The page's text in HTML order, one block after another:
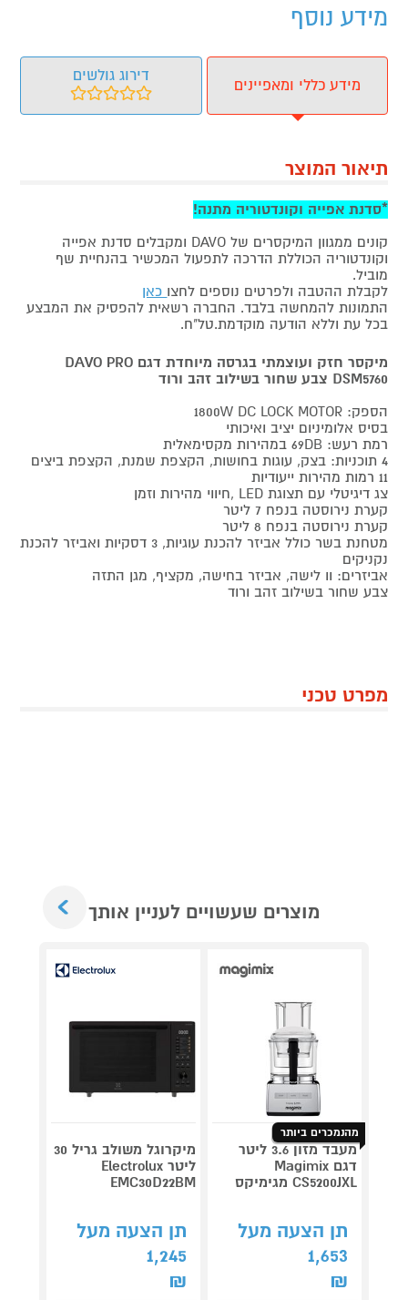
מידע נוסף
מידע כללי ומאפיינים
דירוג גולשים
תיאור המוצר
*סדנת אפייה וקונדטוריה מתנה!
קונים ממגוון המיקסרים של DAVO ומקבלים סדנת אפייה
וקונדטוריה הכוללת הדרכה לתפעול המכשיר בהנחיית שף
מוביל.
לקבלת ההטבה ולפרטים נוספים לחצו כאן
התמונות להמחשה בלבד. החברה רשאית להפסיק את המבצע
בכל עת וללא הודעה מוקדמת.טל"ח.
מיקסר חזק ועוצמתי בגרסה מיוחדת דגם DAVO PRO
DSM5760 צבע שחור בשילוב זהב ורוד
הספק: 1800W DC LOCK MOTOR
בסיס אלומיניום יציב ואיכותי
רמת רעש: 69DB במהירות מקסימאלית
4 תוכניות: בצק, עוגות בחושות, הקצפת שמנת, הקצפת ביצים
11 רמות מהירות ייעודיות
צג דיגיטלי עם תצוגת LED ,חיווי מהירות וזמן
קערת נירוסטה בנפח 7 ליטר
קערת נירוסטה בנפח 8 ליטר
מטחנת בשר כולל אביזר להכנת עוגיות, 3 דסקיות ואביזר להכנת
נקניקים
אביזרים: וו לישה, אביזר בחישה, מקציף, מגן התזה
צבע שחור בשילוב זהב ורוד
מפרט טכני
מוצרים שעשויים לעניין אותך
מהנמכרים ביותר
מעבד מזון 3.6 ליטר
דגם Magimix
CS5200JXL מגימיקס
תן הצעה מעל
1,653
₪
מיקרוגל משולב גריל 30
ליטר Electrolux
EMC30D22BM
תן הצעה מעל
1,245
₪